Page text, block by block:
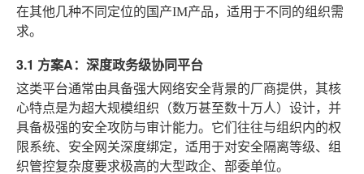
在其他几种不同定位的国产IM产品，适用于不同的组织需
求。
3.1 方案A：深度政务级协同平台
这类平台通常由具备强大网络安全背景的厂商提供，其核
心特点是为超大规模组织（数万甚至数十万人）设计，并
具备极强的安全攻防与审计能力。它们往往与组织内的权
限系统、安全网关深度绑定，适用于对安全隔离等级、组
织管控复杂度要求极高的大型政企、部委单位。